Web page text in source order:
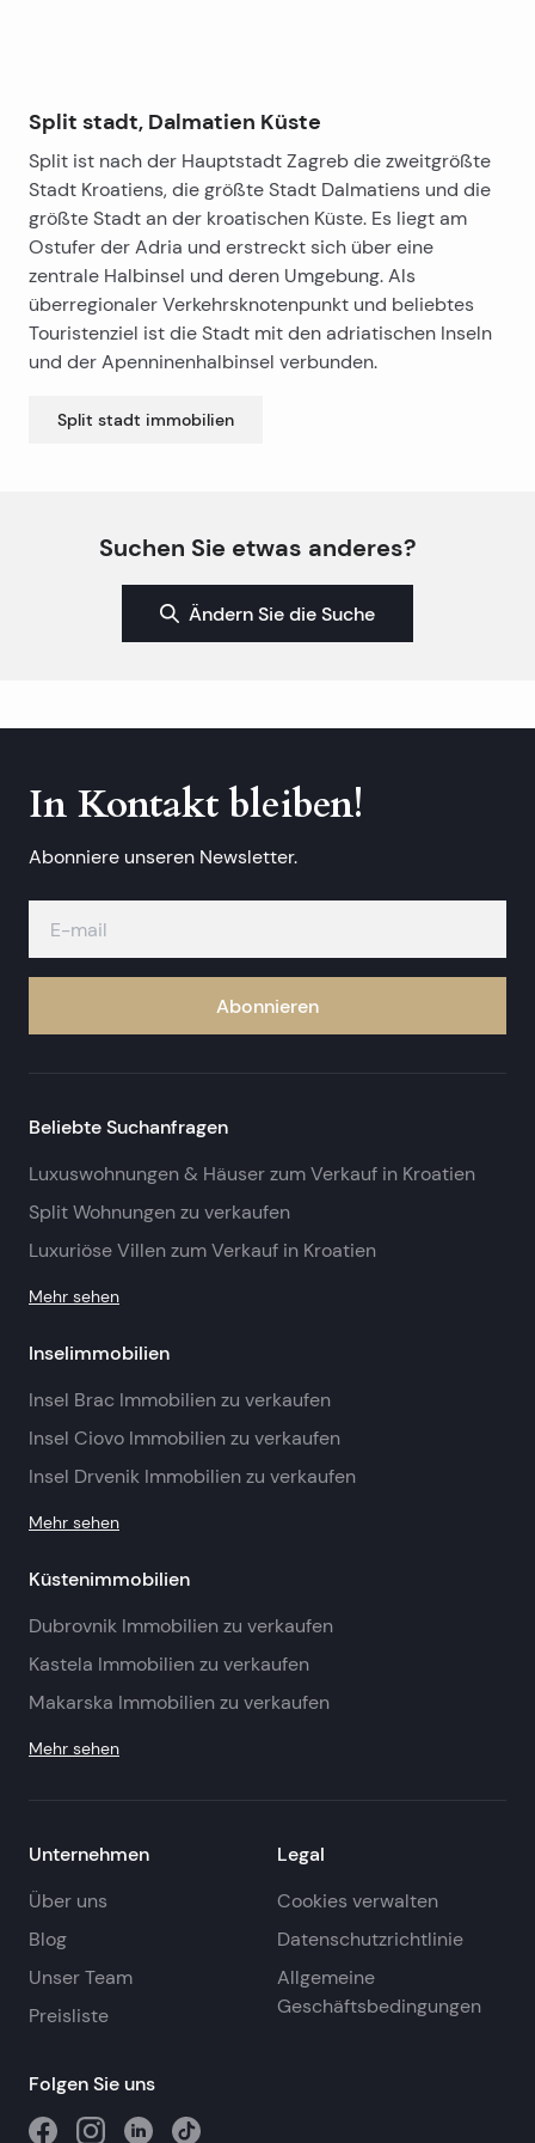
Split stadt, Dalmatien Küste
Split ist nach der Hauptstadt Zagreb die zweitgrößte
Stadt Kroatiens, die größte Stadt Dalmatiens und die
größte Stadt an der kroatischen Küste. Es liegt am
Ostufer der Adria und erstreckt sich über eine
zentrale Halbinsel und deren Umgebung. Als
überregionaler Verkehrsknotenpunkt und beliebtes
Touristenziel ist die Stadt mit den adriatischen Inseln
und der Apenninenhalbinsel verbunden.
Split stadt immobilien
Suchen Sie etwas anderes?
Ändern Sie die Suche
In Kontakt bleiben!
Abonniere unseren Newsletter.
Abonnieren
Beliebte Suchanfragen
Luxuswohnungen & Häuser zum Verkauf in Kroatien
Split Wohnungen zu verkaufen
Luxuriöse Villen zum Verkauf in Kroatien
Mehr sehen
Inselimmobilien
Insel Brac Immobilien zu verkaufen
Insel Ciovo Immobilien zu verkaufen
Insel Drvenik Immobilien zu verkaufen
Mehr sehen
Küstenimmobilien
Dubrovnik Immobilien zu verkaufen
Kastela Immobilien zu verkaufen
Makarska Immobilien zu verkaufen
Mehr sehen
Unternehmen
Über uns
Blog
Unser Team
Preisliste
Legal
Cookies verwalten
Datenschutzrichtlinie
Allgemeine
Geschäftsbedingungen
Folgen Sie uns